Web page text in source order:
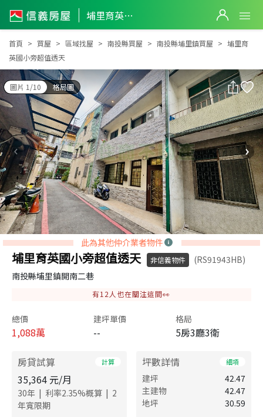
埔里育英國小旁超值透天
埔里育英國小旁超值透天
首頁 買屋 區域找屋 南投縣買屋 南投縣埔里鎮買屋
埔里育
英國小旁超值透天
圖片 1/10 格局圖
此為其他仲介業者物件
埔里育英國小旁超值透天 非信義物件
(RS91943HB)
南投縣埔里鎮開南二巷
有12 人也在關注這間👀
總價
1,088萬
建坪單價
--
格局
5房3廳3衛
房貸試算 計算
35,364 元/月
30年 | 利率2.35%概算 | 2
年寬限期
坪數詳情 細項
建坪
42.47
主建物
42.47
地坪
30.59